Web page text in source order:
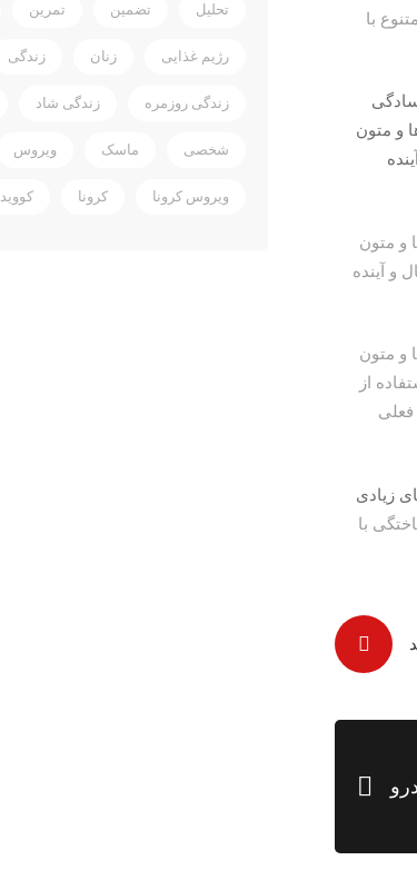
با
و متون
و متون
و آینده
و متون
از
فعلی
زیادی
با
تحلیل تضمین تمرین
رژیم غذایی زنان زندگی
زندگی روزمره زندگی شاد
شخصی ماسک ویروس
ویروس کرونا کرونا کووید 19